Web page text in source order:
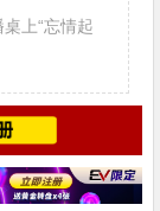
上“忘情起